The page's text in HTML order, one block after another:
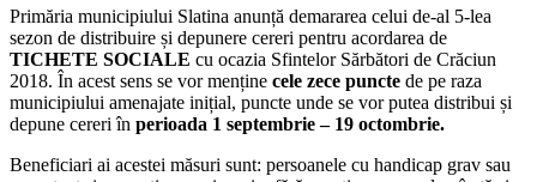
Primăria municipiului Slatina anunță demararea celui de-al 5-lea
sezon de distribuire și depunere cereri pentru acordarea de
TICHETE SOCIALE cu ocazia Sfintelor Sărbători de Crăciun
2018. În acest sens se vor menține cele zece puncte de pe raza
municipiului amenajate inițial, puncte unde se vor putea distribui și
depune cereri în perioada 1 septembrie – 19 octombrie.
Beneficiari ai acestei măsuri sunt: persoanele cu handicap grav sau